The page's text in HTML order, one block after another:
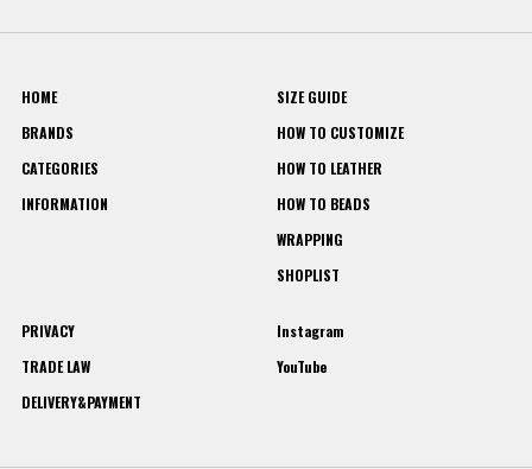
HOME
BRANDS
CATEGORIES
INFORMATION
SIZE GUIDE
HOW TO CUSTOMIZE
HOW TO LEATHER
HOW TO BEADS
WRAPPING
SHOPLIST
PRIVACY
TRADE LAW
DELIVERY&PAYMENT
Instagram
YouTube